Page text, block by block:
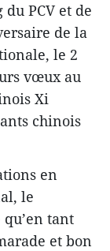
PCV et de
de la
le 2
vœux au
Xi
chinois
en
le
tant
et bon